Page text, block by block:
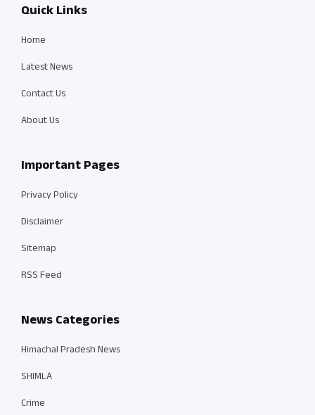
Quick Links
Home
Latest News
Contact Us
About Us
Important Pages
Privacy Policy
Disclaimer
Sitemap
RSS Feed
News Categories
Himachal Pradesh News
SHIMLA
Crime